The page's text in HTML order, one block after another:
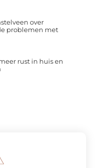
over
problemen met
rust in huis en